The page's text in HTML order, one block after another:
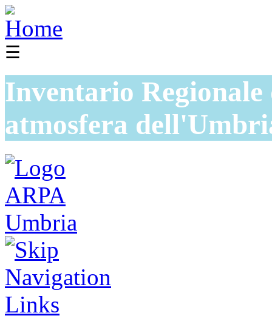
☰
Inventario
atmosfera